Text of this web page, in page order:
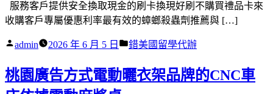
服務客戶提供安全換取現金的刷卡換現好刷不購買禮品卡來
收購客戶專屬優惠利率最有效的蟑螂殺蟲劑推薦與 […]
作
admin 2026 年 6 月 5 日
分
錯美國留學代辦
桃園廣告方式電動曬衣架品牌的CNC車